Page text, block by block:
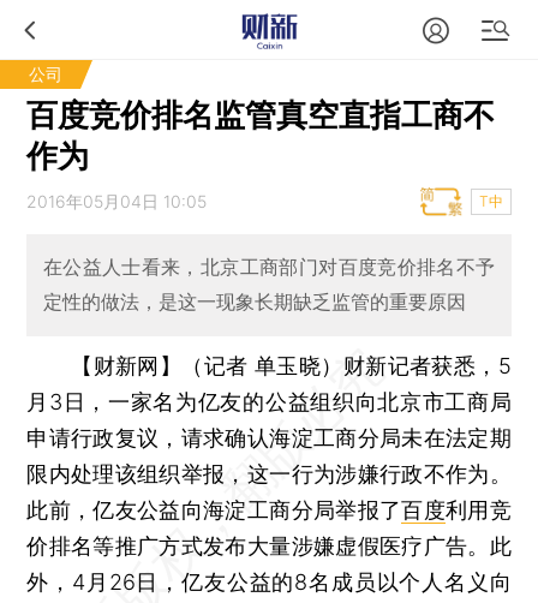
公司
百度竞价排名监管真空直指工商不
作为
2016年05月04日 10:05 T中
在公益人士看来，北京工商部门对百度竞价排名不予
定性的做法，是这一现象长期缺乏监管的重要原因
【财新网】（记者 单玉晓） 财新记者获悉，5
月3日，一家名为亿友的公益组织向北京市工商局
申请行政复议，请求确认海淀工商分局未在法定期
限内处理该组织举报，这一行为涉嫌行政不作为。
此前，亿友公益向海淀工商分局举报了百度利用竞
价排名等推广方式发布大量涉嫌虚假医疗广告。此
外，4月26日，亿友公益的8名成员以个人名义向